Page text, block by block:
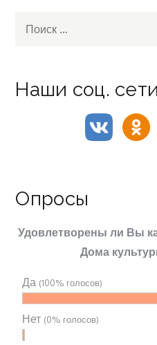
Наши соц. сети
Опросы
Удовлетворены ли Вы
Дома
Да (100% голосов)
Нет (0% голосов)